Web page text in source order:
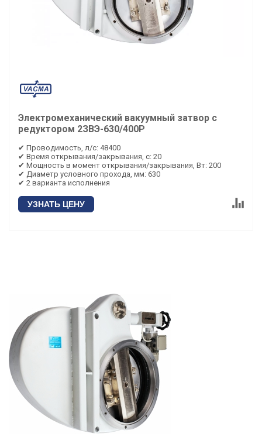
Электромеханический вакуумный затвор с
редуктором 2ЗВЭ-630/400Р
✔ Проводимость, л/с: 48400
✔ Время открывания/закрывания, с: 20
✔ Мощность в момент открывания/закрывания, Вт: 200
✔ Диаметр условного прохода, мм: 630
✔ 2 варианта исполнения
УЗНАТЬ ЦЕНУ